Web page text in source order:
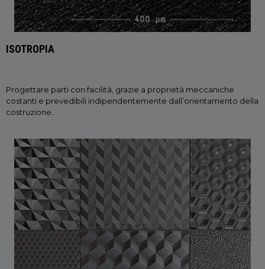
ISOTROPIA
Progettare parti con facilità, grazie a proprietà meccaniche
costanti e prevedibili indipendentemente dall’orientamento della
costruzione.